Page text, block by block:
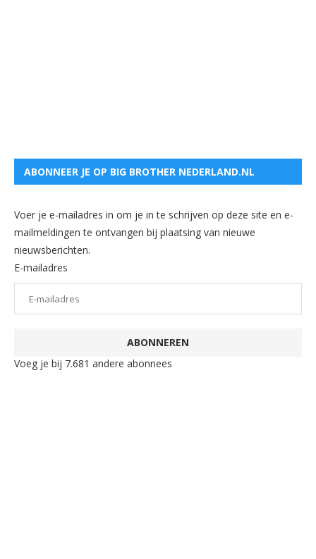
ABONNEER JE OP BIG BROTHER NEDERLAND.NL
Voer je e-mailadres in om je in te schrijven op deze site en e-
mailmeldingen te ontvangen bij plaatsing van nieuwe
nieuwsberichten.
E-mailadres
ABONNEREN
Voeg je bij 7.681 andere abonnees